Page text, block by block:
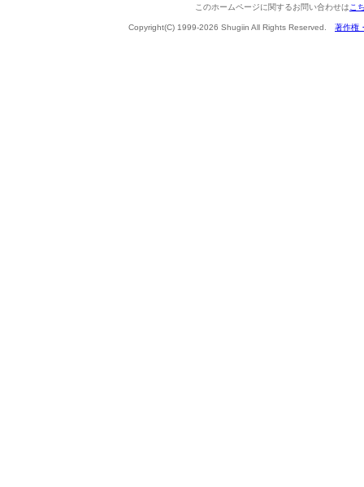
このホームページに関するお問い合わせは こ
Copyright(C) 1999-2026 Shugiin All Rights Reserved. 著作権